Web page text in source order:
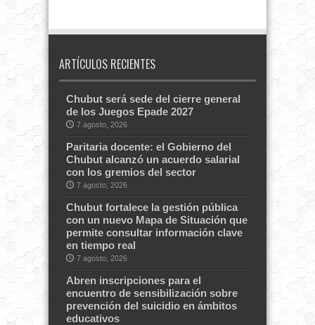
ARTÍCULOS RECIENTES
Chubut será sede del cierre general
de los Juegos Epade 2027
7 agosto, 2026
Paritaria docente: el Gobierno del
Chubut alcanzó un acuerdo salarial
con los gremios del sector
7 agosto, 2026
Chubut fortalece la gestión pública
con un nuevo Mapa de Situación que
permite consultar información clave
en tiempo real
7 agosto, 2026
Abren inscripciones para el
encuentro de sensibilización sobre
prevención del suicidio en ámbitos
educativos